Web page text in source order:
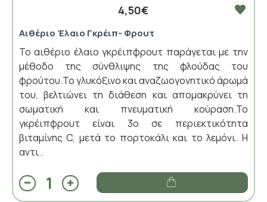
4,50€
Αιθέριο Έλαιο Γκρέιπ- Φρουτ
Το αιθέριο έλαιο γκρέιπφρουτ παράγεται με την
μέθοδο της σύνθλιψης της φλούδας του
φρούτου.Το γλυκόξινο και αναζωογονητικό άρωμά
του, βελτιώνει τη διάθεση και απομακρύνει τη
σωματική και πνευματική κούραση.Το
γκρέιπφρουτ είναι 3ο σε περιεκτικότητα
βιταμίνης C, μετά το πορτοκάλι και το λεμόνι. Η
αντι..